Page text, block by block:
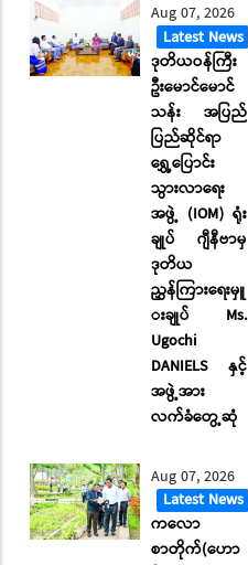
Aug 07, 2026
Latest News
ဒုတိယဝန်ကြီး
ဦးမောင်မောင်
သန်း အပြည်
ပြည်ဆိုင်ရာ
ရွှေ့ပြောင်း
သွားလာရေး
အဖွဲ့ (IOM) ရုံး
ချုပ် ဂျီနီဗာမှ
ဒုတိယ
ညွှန်ကြားရေးမှူ
းချုပ် Ms.
Ugochi
DANIELS နှင့်
အဖွဲ့အား
လက်ခံတွေ့ဆုံ
Aug 07, 2026
Latest News
ကလော
စာတိုက်(ဟော